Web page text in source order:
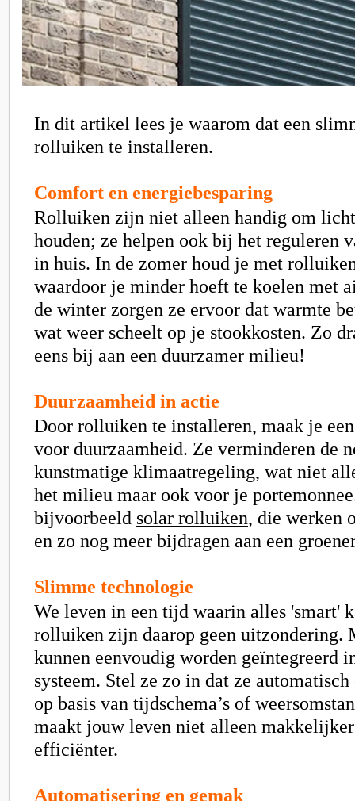
In dit artikel lees je waarom dat een
rolluiken te installeren.
Comfort en energiebesparing
Rolluiken zijn niet alleen handig om
houden; ze helpen ook bij het reguleren
in huis. In de zomer houd je met
waardoor je minder hoeft te koelen met
de winter zorgen ze ervoor dat warmte
wat weer scheelt op je stookkosten. Zo
eens bij aan een duurzamer milieu!
Duurzaamheid in actie
Door rolluiken te installeren, maak je
voor duurzaamheid. Ze verminderen de
kunstmatige klimaatregeling, wat niet
het milieu maar ook voor je
bijvoorbeeld solar rolluiken, die werken
en zo nog meer bijdragen aan een
Slimme technologie
We leven in een tijd waarin alles 'smart'
rolluiken zijn daarop geen uitzondering.
kunnen eenvoudig worden geïntegreerd
systeem. Stel ze zo in dat ze
op basis van tijdschema’s of
maakt jouw leven niet alleen
efficiënter.
Automatisering en gemak